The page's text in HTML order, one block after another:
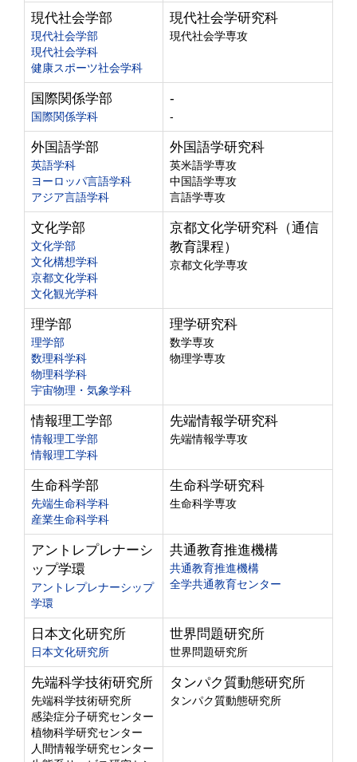
現代社会学部
現代社会学部
現代社会学科
健康スポーツ社会学科
現代社会学研究科
現代社会学専攻
国際関係学部
国際関係学科
-
-
外国語学部
英語学科
ヨーロッパ言語学科
アジア言語学科
外国語学研究科
英米語学専攻
中国語学専攻
言語学専攻
文化学部
文化学部
文化構想学科
京都文化学科
文化観光学科
京都文化学研究科（通信
教育課程）
京都文化学専攻
理学部
理学部
数理科学科
物理科学科
宇宙物理・気象学科
理学研究科
数学専攻
物理学専攻
情報理工学部
情報理工学部
情報理工学科
先端情報学研究科
先端情報学専攻
生命科学部
先端生命科学科
産業生命科学科
生命科学研究科
生命科学専攻
アントレプレナーシ
ップ学環
アントレプレナーシップ
学環
共通教育推進機構
共通教育推進機構
全学共通教育センター
日本文化研究所
日本文化研究所
世界問題研究所
世界問題研究所
先端科学技術研究所
先端科学技術研究所
感染症分子研究センター
植物科学研究センター
人間情報学研究センター
タンパク質動態研究所
タンパク質動態研究所